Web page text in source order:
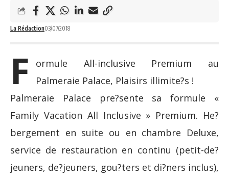
La Rédaction03/07/2018
F
ormule All-inclusive Premium au
Palmeraie Palace, Plaisirs illimite?s !
Palmeraie Palace pre?sente sa formule «
Family Vacation All Inclusive » Premium. He?
bergement en suite ou en chambre Deluxe,
service de restauration en continu (petit-de?
jeuners, de?jeuners, gou?ters et di?ners inclus),